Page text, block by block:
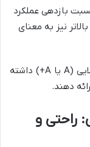
بازدهی عملکرد
در حالت گرمایش را نشان می دهد. COP بالاتر نیز به معنای
به دنبال کولرهایی باشید که هم رده انرژی بالایی (A یا A+) داشته
راحتی و